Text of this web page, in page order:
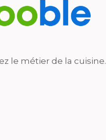
le métier de la cuisine.